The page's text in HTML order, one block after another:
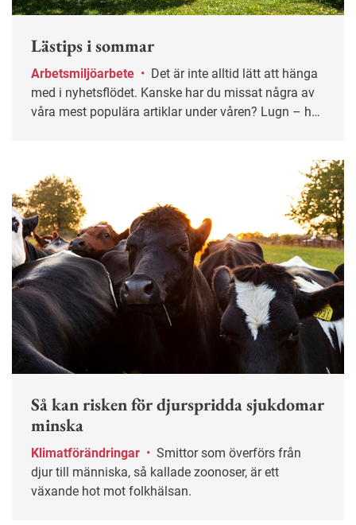
Lästips i sommar
Arbetsmiljöarbete •
med i nyhetsflödet. Kanske har du missat några av
våra mest populära artiklar under våren? Lugn – här
Så kan risken för djurspridda sjukdomar
minska
Klimatförändringar •
djur till människa, så kallade zoonoser, är ett
växande hot mot folkhälsan.